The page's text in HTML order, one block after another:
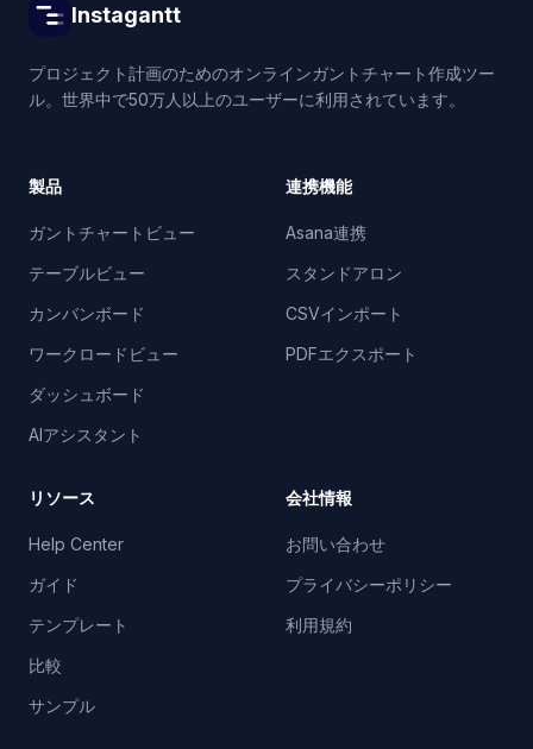
Instagantt
プロジェクト計画のためのオンラインガントチャート作成ツー
ル。世界中で50万人以上のユーザーに利用されています。
製品
ガントチャートビュー
テーブルビュー
カンバンボード
ワークロードビュー
ダッシュボード
AIアシスタント
連携機能
Asana連携
スタンドアロン
CSVインポート
PDFエクスポート
リソース
Help Center
ガイド
テンプレート
比較
サンプル
会社情報
お問い合わせ
プライバシーポリシー
利用規約